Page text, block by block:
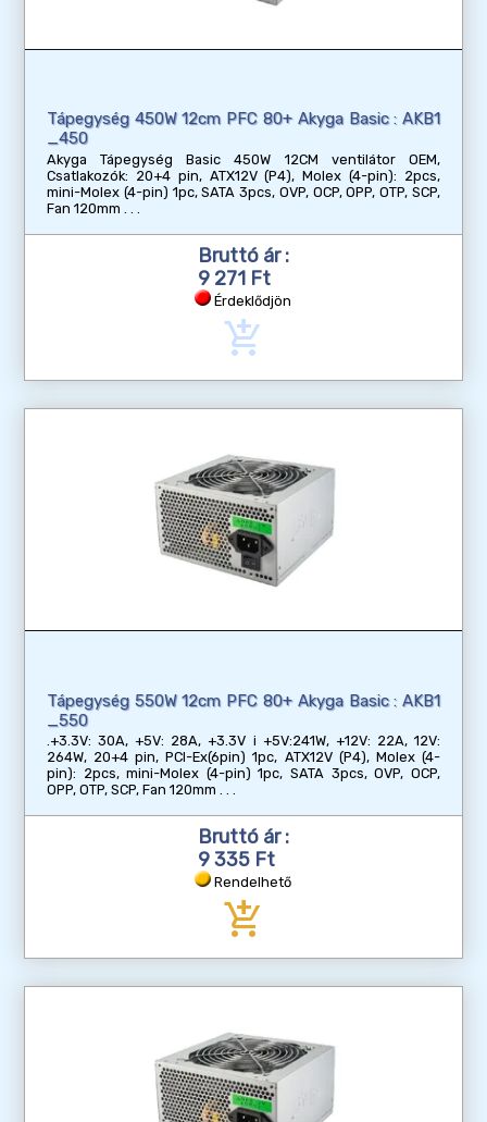
Tápegység 450W 12cm PFC 80+ Akyga Basic : AKB1
_450
Akyga Tápegység Basic 450W 12CM ventilátor OEM,
Csatlakozók: 20+4 pin, ATX12V (P4), Molex (4-pin): 2pcs,
mini-Molex (4-pin) 1pc, SATA 3pcs, OVP, OCP, OPP, OTP, SCP,
Fan 120mm
Bruttó ár :
9 271 Ft
Érdeklődjön
add_shopping_cart
Tápegység 550W 12cm PFC 80+ Akyga Basic : AKB1
_550
.+3.3V: 30A, +5V: 28A, +3.3V i +5V:241W, +12V: 22A, 12V:
264W, 20+4 pin, PCI-Ex(6pin) 1pc, ATX12V (P4), Molex (4-
pin): 2pcs, mini-Molex (4-pin) 1pc, SATA 3pcs, OVP, OCP,
OPP, OTP, SCP, Fan 120mm
Bruttó ár :
9 335 Ft
Rendelhető
add_shopping_cart